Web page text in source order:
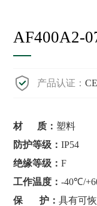
AF400A2-
产品认证：
材 质： 塑料
防护等级：IP54
绝缘等级：F
工作温度：-40℃/
保 护：具有可